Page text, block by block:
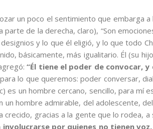
un poco el sentimiento que embarga a
parte de la derecha, claro), “Son
y lo que él eligió, y lo que todo
básicamente, más igualitario. Él (su
“Él tiene el poder de convocar, y
lo que queremos: poder conversar,
es un hombre cercano, sencillo, para mí
un hombre admirable, del adolescente,
gracias a la gente que lo rodea,
involucrarse por quienes no tienen voz,